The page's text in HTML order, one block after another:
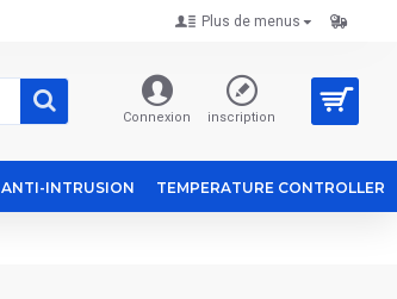
Plus de menus
Connexion inscription
ANTI-INTRUSION TEMPERATURE CONTROLLER